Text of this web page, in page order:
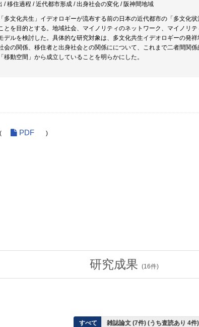
/ 移住過程 / 近代都市形成 / 出身社会の変化 / 阪神間地域
多文化共生」イデオロギーが流布する前の日本の近代都市の「多文化
とを目的とする。地域社会、マイノリティのネットワーク、マイノリ
デルを検討した。具体的な研究対象は、多文化共生イデオロギーの発
会の関係、移住者と出身社会との関係にについて、これまで二者間関
移動空間」から成立していることを明らかにした。
( PDF )
研究成果 (16件)
すべて 雑誌論文 (7件) (うち査読あり 4件)